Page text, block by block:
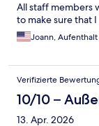
All staff members
to make sure that I
Joann, Aufenthalt
Verifizierte
10/10 –
13. Apr. 2026